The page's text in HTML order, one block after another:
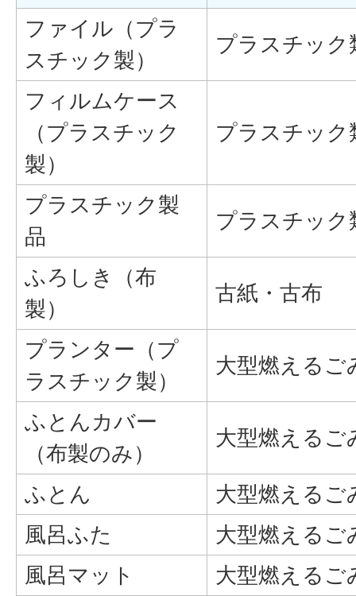
ファイル（プラ
スチック製）
プラスチック
フィルムケース
（プラスチック
製）
プラスチック
プラスチック製
品
プラスチック
ふろしき（布
製）
古紙・古布
プランター（プ
ラスチック製）
大型燃えるご
ふとんカバー
（布製のみ）
大型燃えるご
ふとん
大型燃えるご
風呂ふた
大型燃えるご
風呂マット
大型燃えるご